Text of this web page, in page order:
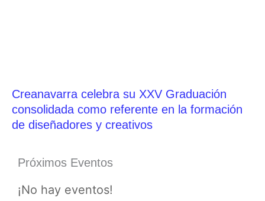
Creanavarra celebra su XXV Graduación
consolidada como referente en la formación
de diseñadores y creativos
Próximos Eventos
¡No hay eventos!